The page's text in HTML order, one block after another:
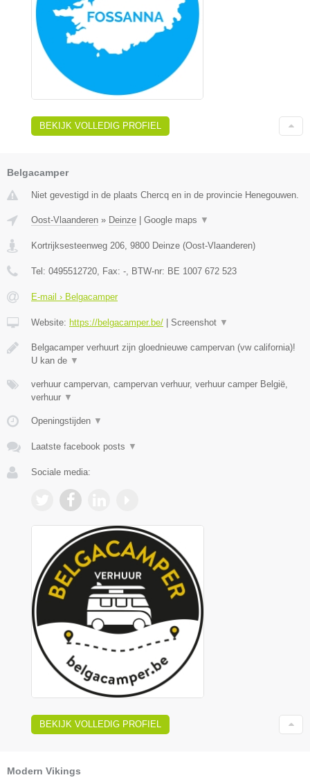
BEKIJK VOLLEDIG PROFIEL
Belgacamper
Niet gevestigd in de plaats Chercq en in de provincie Henegouwen.
Oost-Vlaanderen » Deinze Google maps ▼
Kortrijksesteenweg 206, 9800 Deinze (Oost-Vlaanderen)
Tel: 0495512720, Fax: -, BTW-nr: BE 1007 672 523
E-mail › Belgacamper
Website: https://belgacamper.be/ Screenshot ▼
Belgacamper verhuurt zijn gloednieuwe campervan (vw california)!
U kan de ▼
verhuur campervan, campervan verhuur, verhuur camper België,
verhuur ▼
Openingstijden ▼
Laatste facebook posts ▼
Sociale media:
BEKIJK VOLLEDIG PROFIEL
Modern Vikings